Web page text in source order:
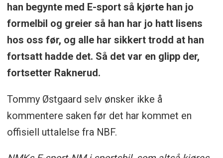
han begynte med E-sport så kjørte han jo
formelbil og greier så han har jo hatt lisens
hos oss før, og alle har sikkert trodd at han
fortsatt hadde det. Så det var en glipp der,
fortsetter Raknerud.
Tommy Østgaard selv ønsker ikke å
kommentere saken før det har kommet en
offisiell uttalelse fra NBF.